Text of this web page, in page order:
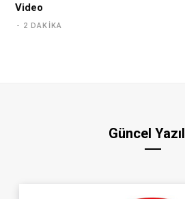
Video
2 DAKIKA
Güncel